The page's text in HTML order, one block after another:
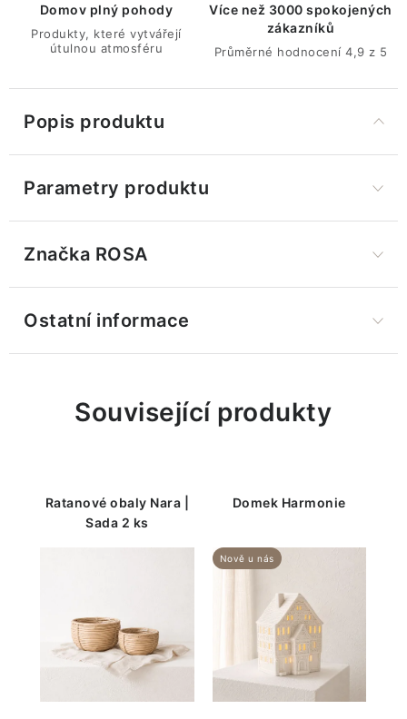
Domov plný pohody
Produkty, které vytvářejí
útulnou atmosféru
Více než 3000 spokojených
zákazníků
Průměrné hodnocení 4,9 z 5
Popis produktu
Parametry produktu
Značka ROSA
Ostatní informace
Související produkty
Ratanové obaly Nara |
Sada 2 ks
Domek Harmonie
Nově u nás